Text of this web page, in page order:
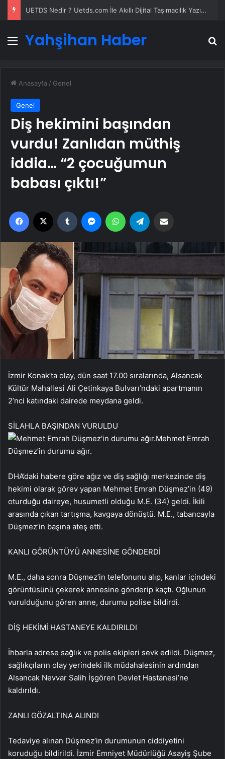
UETDS Nedir ? Uetds.com İle Akıllı Dijital Taşımacılık Yazılımı
Menü
Yahşihan Haber
Anasayfa / Genel
Genel
Diş hekimini başından
vurdu! Zanlıdan müthiş
iddia… “2 çocuğumun
babası çıktı!”
Facebook Tumblr MessengerWhatsApp
İzmir Konak’ta olay, dün saat 17.00 sıralarında, Alsancak
Kültür Mahallesi Ali Çetinkaya Bulvarı’ndaki apartmanın
2’nci katındaki dairede meydana geldi.
SİLAHLA BAŞINDAN VURULDU
Mehmet Emrah
Düşmez’in durumu ağır.
DHA’daki habere göre ağız ve diş sağlığı merkezinde diş
hekimi olarak görev yapan Mehmet Emrah Düşmez’in (49)
oturduğu daireye, husumetli olduğu M.E. (34) geldi. İkili
arasında çıkan tartışma, kavgaya dönüştü. M.E., tabancayla
Düşmez’in başına ateş etti.
KANLI GÖRÜNTÜYÜ ANNESİNE GÖNDERDİ
M.E., daha sonra Düşmez’in telefonunu alıp, kanlar içindeki
görüntüsünü çekerek annesine gönderip kaçtı. Oğlunun
vurulduğunu gören anne, durumu polise bildirdi.
DİŞ HEKİMİ HASTANEYE KALDIRILDI
İhbarla adrese sağlık ve polis ekipleri sevk edildi. Düşmez,
sağlıkçıların olay yerindeki ilk müdahalesinin ardından
Alsancak Nevvar Salih İşgören Devlet Hastanesi’ne
kaldırıldı.
ZANLI GÖZALTINA ALINDI
Tedaviye alınan Düşmez’in durumunun ciddiyetini
koruduğu bildirildi. İzmir Emniyet Müdürlüğü Asayiş Şube